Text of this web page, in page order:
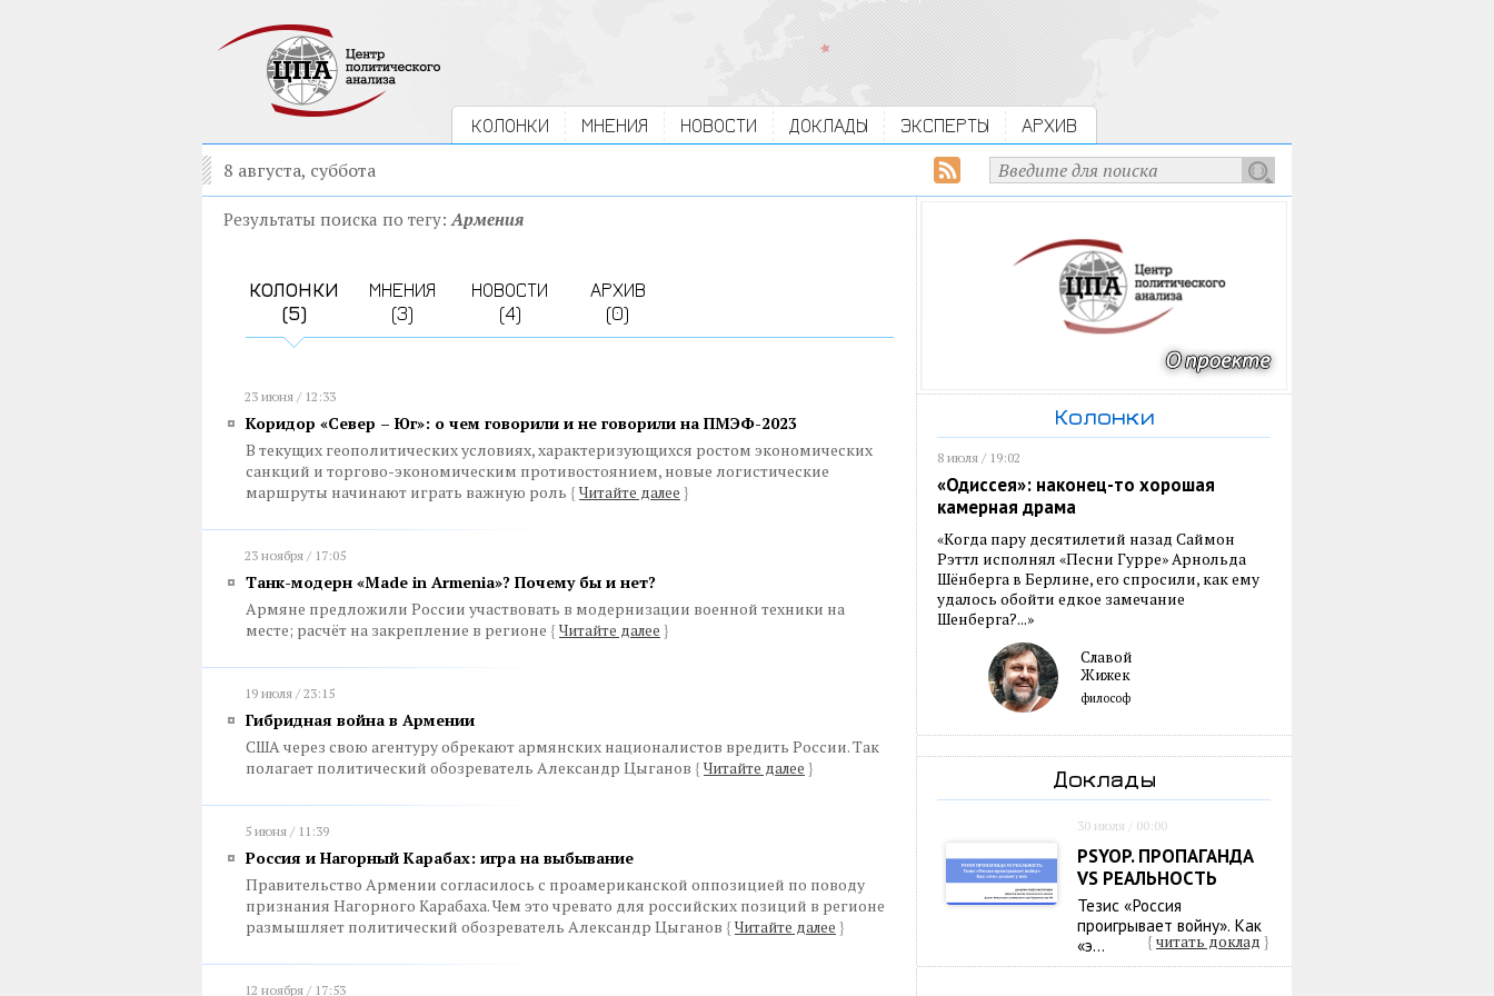
КОЛОНКИ МНЕНИЯ НОВОСТИ ДОКЛАДЫ ЭКСПЕРТЫ АРХИВ
8 августа, суббота
Результаты поиска по тегу:Армения
КОЛОНКИ
(5)
МНЕНИЯ
(3)
НОВОСТИ
(4)
АРХИВ
(0)
23 июня / 12:33
Коридор «Север – Юг»: о чем говорили и не говорили на ПМЭФ-2023
В текущих геополитических условиях, характеризующихся ростом экономических
санкций и торгово-экономическим противостоянием, новые логистические
маршруты начинают играть важную роль { Читайте далее }
23 ноября / 17:05
Танк-модерн «Made in Armenia»? Почему бы и нет?
Армяне предложили России участвовать в модернизации военной техники на
месте; расчёт на закрепление в регионе { Читайте далее }
19 июля / 23:15
Гибридная война в Армении
США через свою агентуру обрекают армянских националистов вредить России. Так
полагает политический обозреватель Александр Цыганов { Читайте далее }
5 июня / 11:39
Россия и Нагорный Карабах: игра на выбывание
Правительство Армении согласилось с проамериканской оппозицией по поводу
признания Нагорного Карабаха. Чем это чревато для российских позиций в регионе
размышляет политический обозреватель Александр Цыганов { Читайте далее }
12 ноября / 17:53
Колонки
8 июля / 19:02
«Одиссея»: наконец-то хорошая
камерная драма
«Когда пару десятилетий назад Саймон
Рэттл исполнял «Песни Гурре» Арнольда
Шёнберга в Берлине, его спросили, как ему
удалось обойти едкое замечание
Шенберга?...»
Славой
Жижек
философ
Доклады
30 июля / 00:00
PSYOP. ПРОПАГАНДА
VS РЕАЛЬНОСТЬ
Тезис «Россия
проигрывает войну». Как
«э...
{ читать доклад }